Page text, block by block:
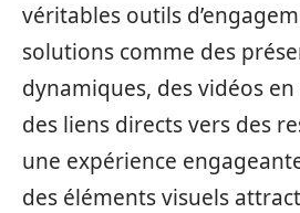
véritables outils
solutions comme des
dynamiques, des vidéos
des liens directs vers des
une expérience
des éléments visuels